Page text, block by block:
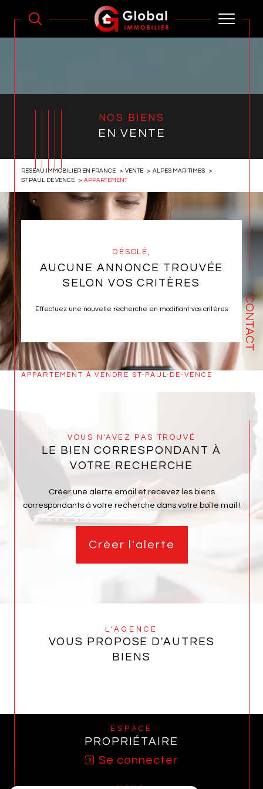
CONTACT
NOS BIENS
EN VENTE
RÉSEAU IMMOBILIER EN FRANCE VENTE
ALPES MARITIMES
ST PAUL DE VENCE
APPARTEMENT
DÉSOLÉ,
AUCUNE ANNONCE TROUVÉE
SELON VOS CRITÈRES
Effectuez une nouvelle recherche en modifiant vos critères
APPARTEMENT À VENDRE ST-PAUL-DE-VENCE
VOUS N'AVEZ PAS TROUVÉ
LE BIEN CORRESPONDANT À
VOTRE RECHERCHE
Créer une alerte email et recevez les biens
correspondants à votre recherche dans votre boîte mail !
Créer l'alerte
L'AGENCE
VOUS PROPOSE D'AUTRES
BIENS
ESPACE
PROPRIÉTAIRE
Se connecter